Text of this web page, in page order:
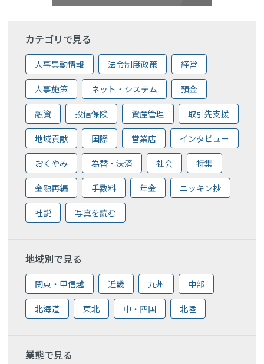
カテゴリで見る
人事異動情報 法令制度政策 経営
人事施策 ネット・システム 預金
融資 投信保険 資産管理 取引先支援
地域貢献 国際 営業店 インタビュー
おくやみ 為替・決済 社会 特集
金融再編 手数料 年金 ニッキン抄
社説 写真を読む
地域別で見る
関東・甲信越 近畿 九州 中部
北海道 東北 中・四国 北陸
業態で見る